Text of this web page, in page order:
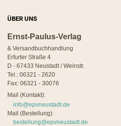
ÜBER UNS
Ernst-Paulus-Verlag
& Versandbuchhandlung
Erfurter Straße 4
D - 67433 Neustadt / Weinstr.
Tel.: 06321 - 2620
Fax: 06321 - 30076
Mail (Kontakt):
info@epvneustadt.de
Mail (Bestellung):
bestellung@epvneustadt.de